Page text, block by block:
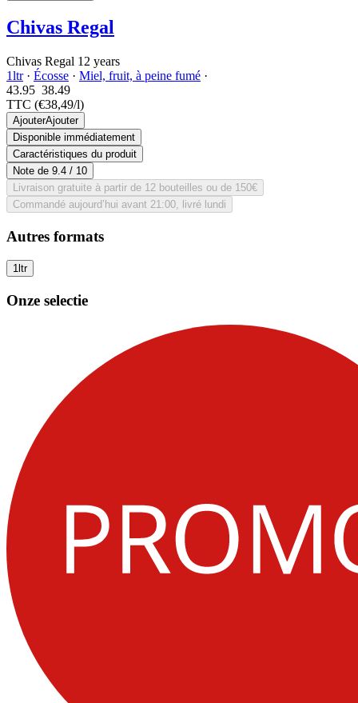
Chivas Regal
Chivas Regal 12 years
1ltr· Écosse · Miel, fruit, à peine fumé ·
43.95 38.49
TTC (€38,49/l)
AjouterAjouter
Disponible immédiatement
Caractéristiques du produit
Note de 9.4 / 10
Livraison gratuite à partir de 12 bouteilles ou de 150€
Commandé aujourd’hui avant 21:00, livré lundi
Autres formats
1ltr
Onze selectie